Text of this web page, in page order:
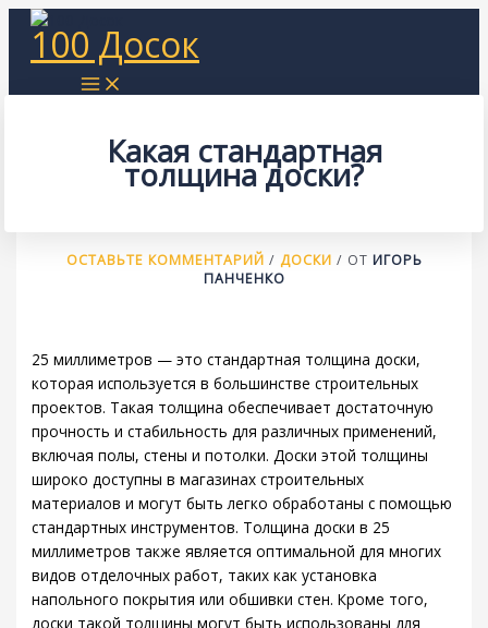
Перейти
содержимому
100 Досок
Какая стандартная
толщина доски?
ОСТАВЬТЕ КОММЕНТАРИЙ / ДОСКИ / ОТ ИГОРЬ
ПАНЧЕНКО
25 миллиметров — это стандартная толщина доски,
которая используется в большинстве строительных
проектов. Такая толщина обеспечивает достаточную
прочность и стабильность для различных применений,
включая полы, стены и потолки. Доски этой толщины
широко доступны в магазинах строительных
материалов и могут быть легко обработаны с помощью
стандартных инструментов. Толщина доски в 25
миллиметров также является оптимальной для многих
видов отделочных работ, таких как установка
напольного покрытия или обшивки стен. Кроме того,
доски такой толщины могут быть использованы для